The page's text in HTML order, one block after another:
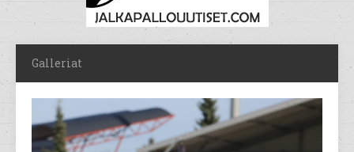
Galleriat